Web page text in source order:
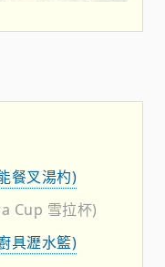
餐叉湯杓)
Cup 雪拉杯)
具瀝水籃)